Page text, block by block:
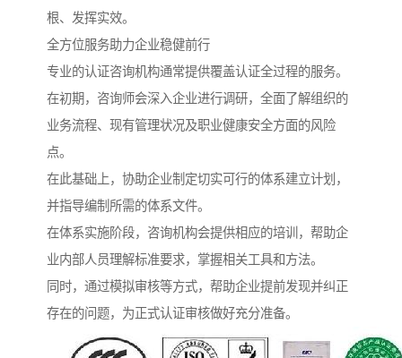
根、发挥实效。
全方位服务助力企业稳健前行
专业的认证咨询机构通常提供覆盖认证全过程的服务。
在初期，咨询师会深入企业进行调研，全面了解组织的
业务流程、现有管理状况及职业健康安全方面的风险
点。
在此基础上，协助企业制定切实可行的体系建立计划，
并指导编制所需的体系文件。
在体系实施阶段，咨询机构会提供相应的培训，帮助企
业内部人员理解标准要求，掌握相关工具和方法。
同时，通过模拟审核等方式，帮助企业提前发现并纠正
存在的问题，为正式认证审核做好充分准备。